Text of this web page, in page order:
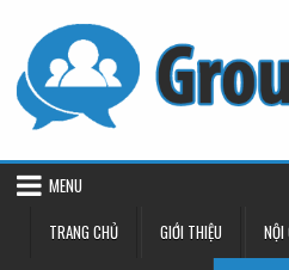
content
MENU
TRANG CHỦ
GIỚI THIỆU NỘI